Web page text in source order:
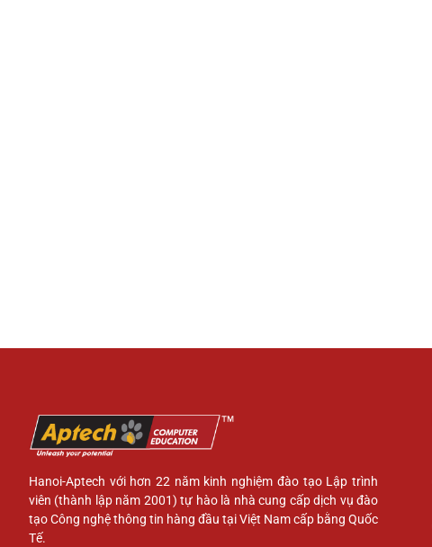
Hanoi-Aptech với hơn 22 năm kinh nghiệm đào tạo Lập trình
viên (thành lập năm 2001) tự hào là nhà cung cấp dịch vụ đào
tạo Công nghệ thông tin hàng đầu tại Việt Nam cấp bằng Quốc
Tế.